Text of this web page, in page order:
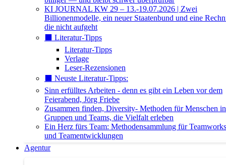
KI JOURNAL KW 29 – 13.-19.07.2026 | Zwei
Billionenmodelle, ein neuer Staatenbund und eine
die nicht aufgeht
⬛️ Literatur-Tipps
Literatur-Tipps
Verlage
Leser-Rezensionen
⬛️ Neuste Literatur-Tipps:
Sinn erfülltes Arbeiten - denn es gibt ein Leben vor dem
Feierabend, Jörg Friebe
Zusammen finden, Diversity- Methoden für Menschen in
Gruppen und Teams, die Vielfalt erleben
Ein Herz fürs Team: Methodensammlung für
und Teamentwicklungen
Agentur